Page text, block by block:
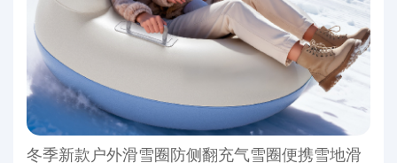
冬季新款户外滑雪圈防侧翻充气雪圈便携雪地滑